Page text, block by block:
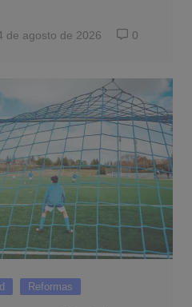
de agosto de 2026 0
Reformas